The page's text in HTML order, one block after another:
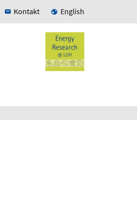
Kontakt English